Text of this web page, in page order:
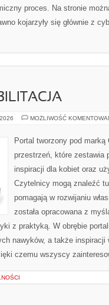
proces. Na stronie
kojarzyły się głównie z
MOŻLIWOŚĆ
Portal tworzony pod
przestrzeń, które zestawia
inspiracji dla kobiet oraz
Czytelnicy mogą znaleźć
pomagają w rozwijaniu
została opracowana z
z praktyką. W obrębie
nawyków, a także
czemu wszyscy